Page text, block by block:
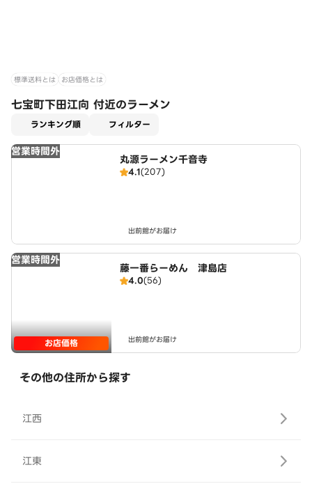
標準送料とは お店価格とは
七宝町下田江向 付近のラーメン
ランキング順 フィルター
営業時間外
丸源ラーメン千音寺
4.1(207)
出前館がお届け
営業時間外
お店価格
藤一番らーめん 津島店
4.0(56)
出前館がお届け
その他の住所から探す
江西
江東